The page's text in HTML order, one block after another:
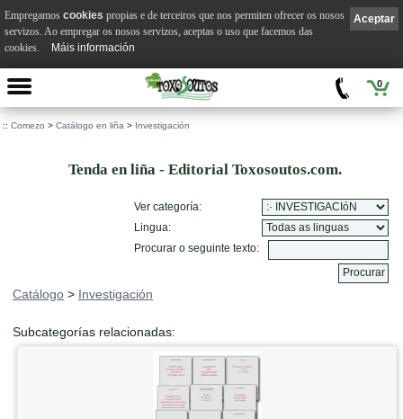
0
:: Comezo > Catálogo en liña > Investigación
Tenda en liña - Editorial Toxosoutos.com.
Ver categoría:
Lingua:
Procurar o seguinte texto:
Catálogo > Investigación
Subcategorías relacionadas:
Aceptar
Empregamos cookies propias e de terceiros que nos permiten ofrecer os nosos
servizos. Ao empregar os nosos servizos, aceptas o uso que facemos das
cookies.
Máis información